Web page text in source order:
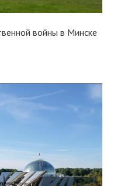
войны в Минске